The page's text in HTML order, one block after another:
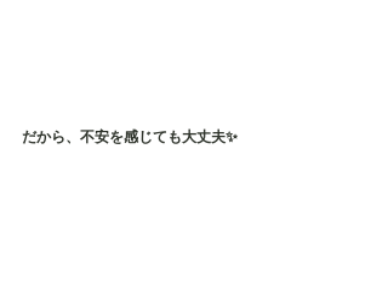
だから、 不安を感じても大丈夫✨